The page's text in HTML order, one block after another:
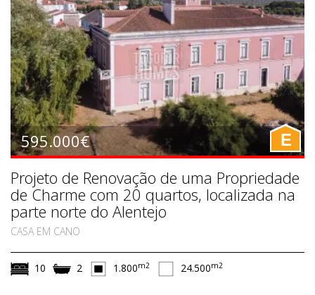
595.000€ E
Projeto de Renovação de uma Propriedade
de Charme com 20 quartos, localizada na
parte norte do Alentejo
CASA EM CANO
10 2 1.800m2 24.500m2